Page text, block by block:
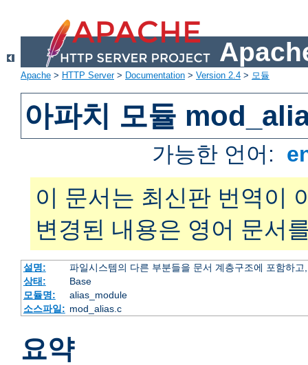
Apache > HTTP Server> Documentation > Version 2.4 > 모듈
아파치 모듈
가능한 언어:
이 문서는 최신판 번역이
변경된 내용은 영어 문서
설명:
파일시스템의 다른 부분들을 문서 계층구조에 포함하
상태:
Base
모듈명:
alias_module
소스파일: mod_alias.c
요약